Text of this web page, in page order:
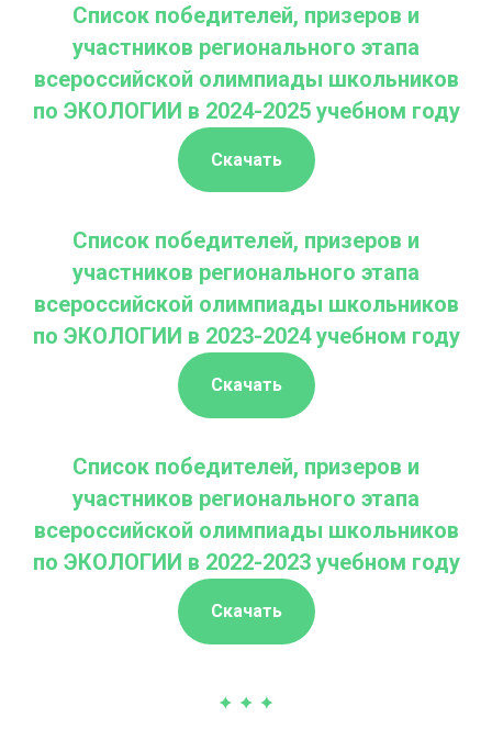
Список победителей, призеров и
участников регионального этапа
всероссийской олимпиады школьников
по ЭКОЛОГИИ в 2024-2025 учебном году
Скачать
Список победителей, призеров и
участников регионального этапа
всероссийской олимпиады школьников
по ЭКОЛОГИИ в 2023-2024 учебном году
Скачать
Список победителей, призеров и
участников регионального этапа
всероссийской олимпиады школьников
по ЭКОЛОГИИ в 2022-2023 учебном году
Скачать